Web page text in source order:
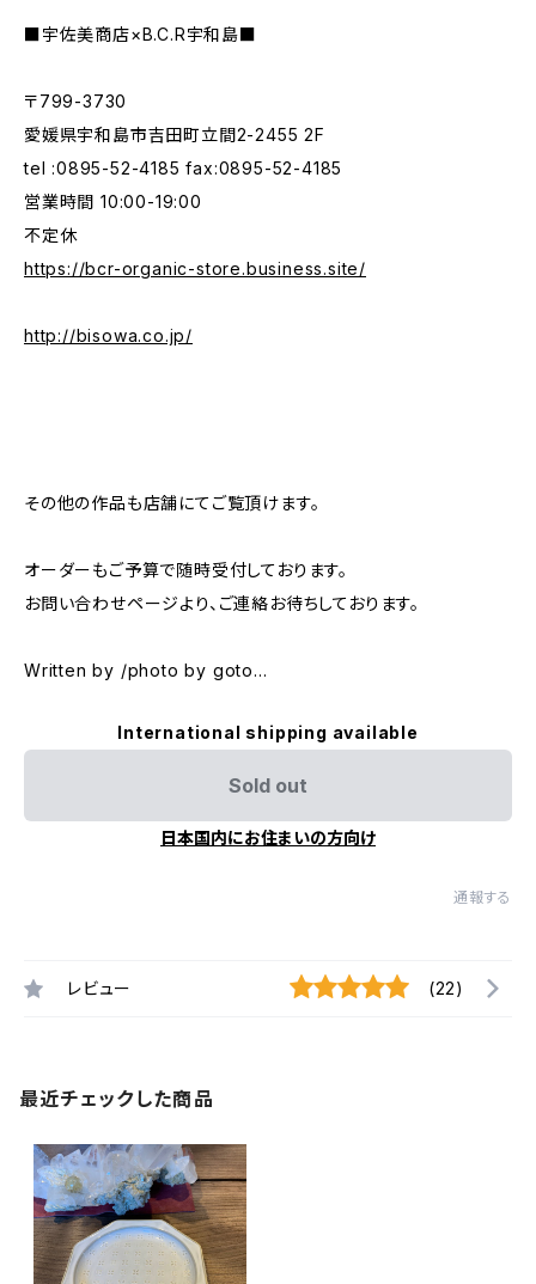
■宇佐美商店×B.C.R宇和島■
〒799-3730
愛媛県宇和島市吉田町立間2-2455 2F
tel :0895-52-4185 fax:0895-52-4185
営業時間 10:00-19:00
不定休
https://bcr-organic-store.business.site/
http://bisowa.co.jp/
その他の作品も店舗にてご覧頂けます。
オーダーもご予算で随時受付しております。
お問い合わせページより、ご連絡お待ちしております。
Written by /photo by goto...
International shipping available
Sold out
日本国内にお住まいの方向け
通報する
レビュー (22)
最近チェックした商品